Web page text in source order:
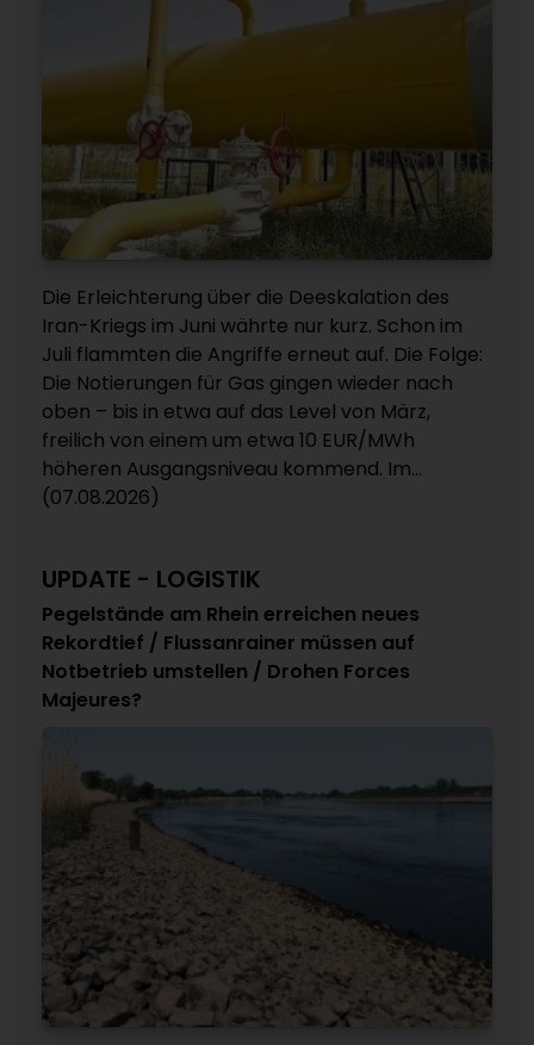
Die Erleichterung über die Deeskalation des
Iran-Kriegs im Juni währte nur kurz. Schon im
Juli flammten die Angriffe erneut auf. Die Folge:
Die Notierungen für Gas gingen wieder nach
oben – bis in etwa auf das Level von März,
freilich von einem um etwa 10 EUR/MWh
höheren Ausgangsniveau kommend. Im...
(07.08.2026)
UPDATE - LOGISTIK
Pegelstände am Rhein erreichen neues
Rekordtief / Flussanrainer müssen auf
Notbetrieb umstellen / Drohen Forces
Majeures?